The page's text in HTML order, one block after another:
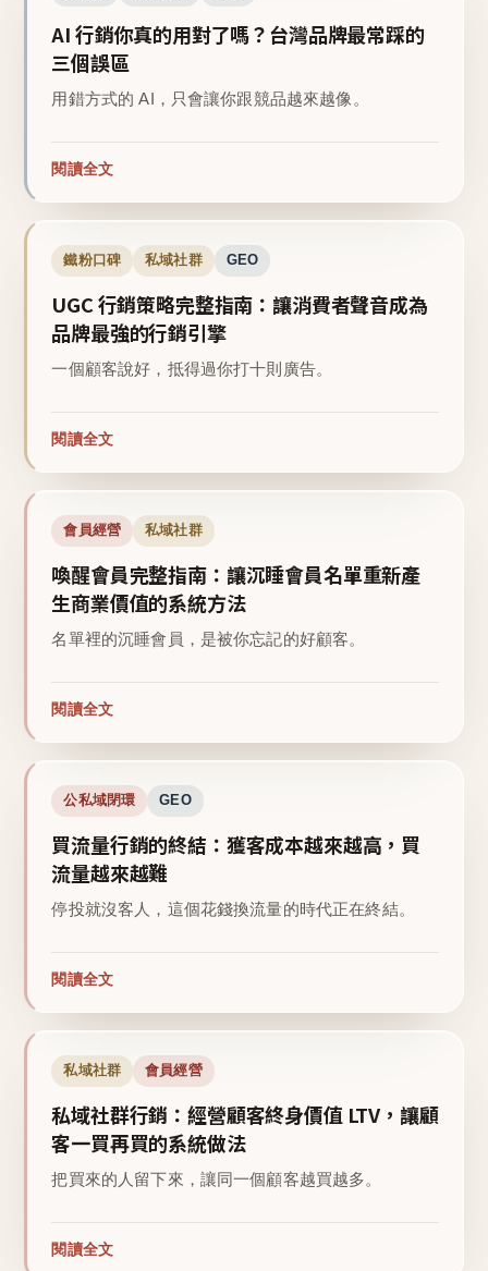
AI 行銷你真的用對了嗎？台灣品牌最常踩的
三個誤區
用錯方式的 AI，只會讓你跟競品越來越像。
閱讀全文
鐵粉口碑 私域社群 GEO
UGC 行銷策略完整指南：讓消費者聲音成為
品牌最強的行銷引擎
一個顧客說好，抵得過你打十則廣告。
閱讀全文
會員經營 私域社群
喚醒會員完整指南：讓沉睡會員名單重新產
生商業價值的系統方法
名單裡的沉睡會員，是被你忘記的好顧客。
閱讀全文
公私域閉環 GEO
買流量行銷的終結：獲客成本越來越高，買
流量越來越難
停投就沒客人，這個花錢換流量的時代正在終結。
閱讀全文
私域社群 會員經營
私域社群行銷：經營顧客終身價值 LTV，讓顧
客一買再買的系統做法
把買來的人留下來，讓同一個顧客越買越多。
閱讀全文